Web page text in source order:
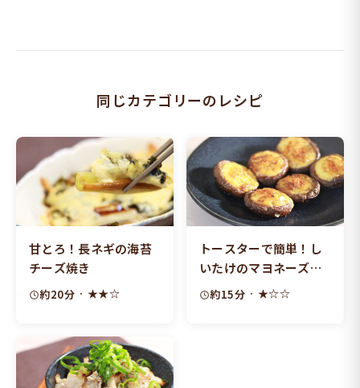
同じカテゴリーのレシピ
甘とろ！長ネギの海苔
チーズ焼き
約20分 · ★★☆
トースターで簡単！し
いたけのマヨネーズ焼
き約15分 · ★☆☆